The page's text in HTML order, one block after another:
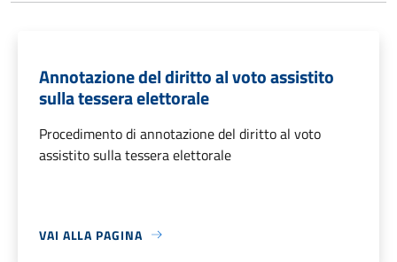
Annotazione del diritto al voto assistito
sulla tessera elettorale
Procedimento di annotazione del diritto al voto
assistito sulla tessera elettorale
VAI ALLA PAGINA